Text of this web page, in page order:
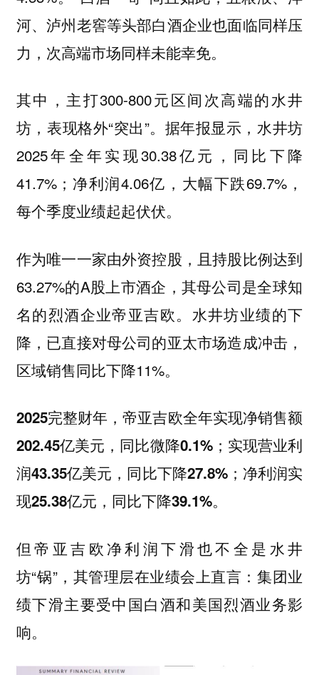
河、泸州老窖等头部白酒企业也面临同样压
力，次高端市场同样未能幸免。
其中，主打300-800元区间次高端的水井
坊，表现格外“突出”。据年报显示，水井坊
2025年全年实现30.38亿元，同比下降
41.7%；净利润4.06亿，大幅下跌69.7%，
每个季度业绩起起伏伏。
作为唯一一家由外资控股，且持股比例达到
63.27%的A股上市酒企，其母公司是全球知
名的烈酒企业帝亚吉欧。水井坊业绩的下
降，已直接对母公司的亚太市场造成冲击，
区域销售同比下降11%。
2025完整财年，帝亚吉欧全年实现净销售额
202.45亿美元，同比微降0.1%；实现营业利
润43.35亿美元，同比下降27.8%；净利润实
现25.38亿元，同比下降39.1%。
但帝亚吉欧净利润下滑也不全是水井
坊“锅”， 其管理层在业绩会上直言：集团业
绩下滑主要受中国白酒和美国烈酒业务影
响。